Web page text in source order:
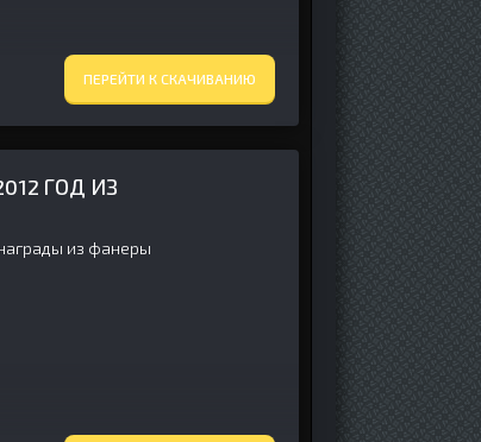
ПЕРЕЙТИ К СКАЧИВАНИЮ
ГОД ИЗ
из фанеры